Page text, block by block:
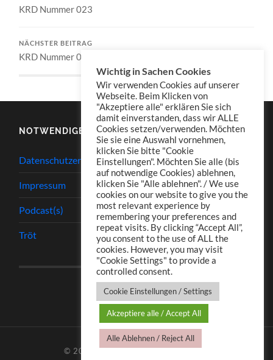
KRD Nummer 023
NÄCHSTER BEITRAG
KRD Nummer 024
NOTWENDIGES
Datenschutzerklärung
Impressum
Podcast(s)
Tröt
© 2026 TJ.S PODCASTS —HOCH ↑
Wichtig in Sachen Cookies
Wir verwenden Cookies auf unserer
Webseite. Beim Klicken von
"Akzeptiere alle" erklären Sie sich
damit einverstanden, dass wir ALLE
Cookies setzen/verwenden. Möchten
Sie sie eine Auswahl vornehmen,
klicken Sie bitte "Cookie
Einstellungen". Möchten Sie alle (bis
auf notwendige Cookies) ablehnen,
klicken Sie "Alle ablehnen". / We use
cookies on our website to give you the
most relevant experience by
remembering your preferences and
repeat visits. By clicking “Accept All”,
you consent to the use of ALL the
cookies. However, you may visit
"Cookie Settings" to provide a
controlled consent.
Cookie Einstellungen / Settings
Akzeptiere alle / Accept All
Alle Ablehnen / Reject All